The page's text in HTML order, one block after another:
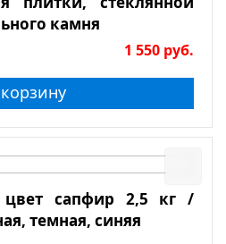
камня
1 550 руб.
сапфир 2,5 кг /
темная, синяя